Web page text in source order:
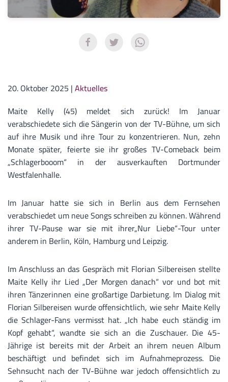
20. Oktober 2025 | Aktuelles
Maite Kelly (45) meldet sich zurück! Im Januar
verabschiedete sich die Sängerin von der TV-Bühne, um sich
auf ihre Musik und ihre Tour zu konzentrieren. Nun, zehn
Monate später, feierte sie ihr großes TV-Comeback beim
„Schlagerbooom“ in der ausverkauften Dortmunder
Westfalenhalle.
Im Januar hatte sie sich in Berlin aus dem Fernsehen
verabschiedet um neue Songs schreiben zu können. Während
ihrer TV-Pause war sie mit ihrer„Nur Liebe“-Tour unter
anderem in Berlin, Köln, Hamburg und Leipzig.
Im Anschluss an das Gespräch mit Florian Silbereisen stellte
Maite Kelly ihr Lied „Der Morgen danach“ vor und bot mit
ihren Tänzerinnen eine großartige Darbietung. Im Dialog mit
Florian Silbereisen wurde offensichtlich, wie sehr Maite Kelly
die Schlager-Fans vermisst hat. „Ich habe euch ständig im
Kopf gehabt“, wandte sie sich an die Zuschauer. Die 45-
Jährige ist bereits mit der Arbeit an ihrem neuen Album
beschäftigt und befindet sich im Aufnahmeprozess. Die
Sehnsucht nach der TV-Bühne war jedoch offensichtlich zu